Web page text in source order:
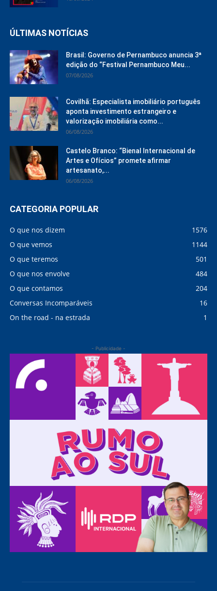
ÚLTIMAS NOTÍCIAS
Brasil: Governo de Pernambuco anuncia 3ª
edição do “Festival Pernambuco Meu...
07/08/2026
Covilhã: Especialista imobiliário português
aponta investimento estrangeiro e
valorização imobiliária como...
06/08/2026
Castelo Branco: “Bienal Internacional de
Artes e Ofícios” promete afirmar
artesanato,...
06/08/2026
CATEGORIA POPULAR
O que nos dizem
1576
O que vemos
1144
O que teremos
501
O que nos envolve
484
O que contamos
204
Conversas Incomparáveis
16
On the road - na estrada
1
- Publicidade -